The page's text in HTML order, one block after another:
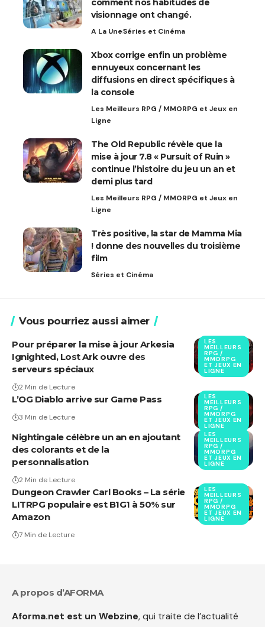
comment nos habitudes de
visionnage ont changé.
A La UneSéries et Cinéma
Xbox corrige enfin un problème
ennuyeux concernant les
diffusions en direct spécifiques à
la console
Les Meilleurs RPG / MMORPG et Jeux en
Ligne
The Old Republic révèle que la
mise à jour 7.8 « Pursuit of Ruin »
continue l’histoire du jeu un an et
demi plus tard
Les Meilleurs RPG / MMORPG et Jeux en
Ligne
Très positive, la star de Mamma Mia
! donne des nouvelles du troisième
film
Séries et Cinéma
Vous pourriez aussi aimer
LES
MEILLEURS
RPG /
MMORPG
ET JEUX EN
LIGNE
Pour préparer la mise à jour Arkesia
Ignighted, Lost Ark ouvre des
serveurs spéciaux
2 Min de Lecture
LES
MEILLEURS
RPG /
MMORPG
ET JEUX EN
LIGNE
L’OG Diablo arrive sur Game Pass
3 Min de Lecture
LES
MEILLEURS
RPG /
MMORPG
ET JEUX EN
LIGNE
Nightingale célèbre un an en ajoutant
des colorants et de la
personnalisation
2 Min de Lecture
LES
MEILLEURS
RPG /
MMORPG
ET JEUX EN
LIGNE
Dungeon Crawler Carl Books – La série
LITRPG populaire est B1G1 à 50% sur
Amazon
7 Min de Lecture
A propos d’AFORMA
Aforma.net est un Webzine, qui traite de l’actualité